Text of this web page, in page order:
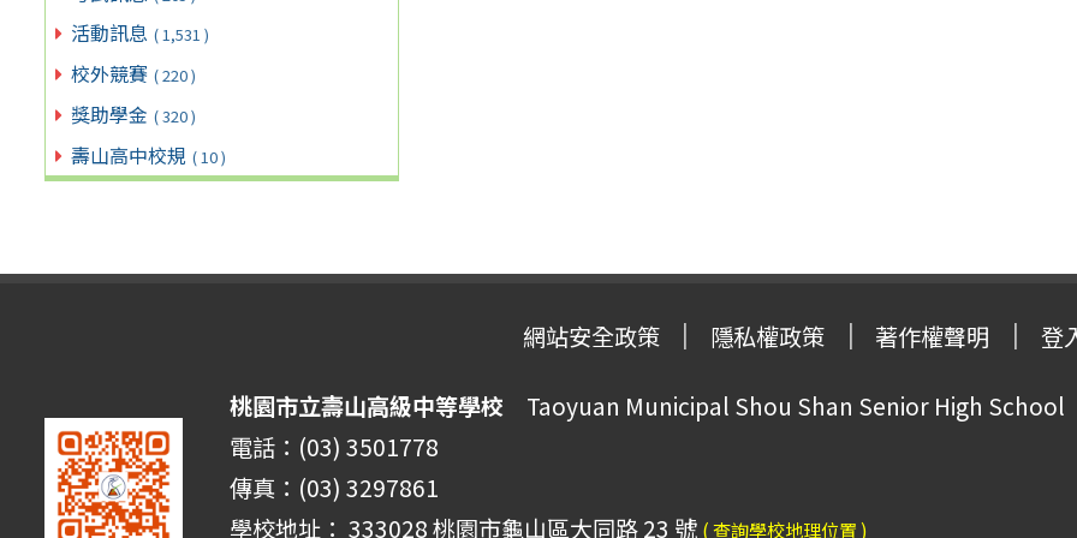
活動訊息 ( 1,531 )
校外競賽 ( 220 )
獎助學金 ( 320 )
壽山高中校規 ( 10 )
網站安全政策 隱私權政策 著作權聲明 登
桃園市立壽山高級中等學校 Taoyuan Municipal Shou Shan Senior High School
電話：(03) 3501778
傳真：(03) 3297861
學校地址： 333028 桃園市龜山區大同路 23 號 ( 查詢學校地理位置 )